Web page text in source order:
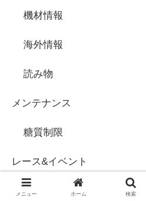
機材情報
海外情報
読み物
メンテナンス
糖質制限
レース&イベント
健康
メニュー ホーム 検索